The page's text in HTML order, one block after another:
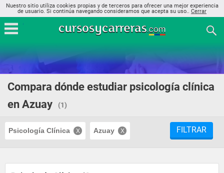
Nuestro sitio utiliza cookies propias y de terceros para ofrecer una mejor experiencia
de usuario. Si continúa navegando consideramos que acepta su uso.. Cerrar
Compara dónde estudiar psicología clínica
en Azuay
(1)
Psicología Clínica Azuay FILTRAR